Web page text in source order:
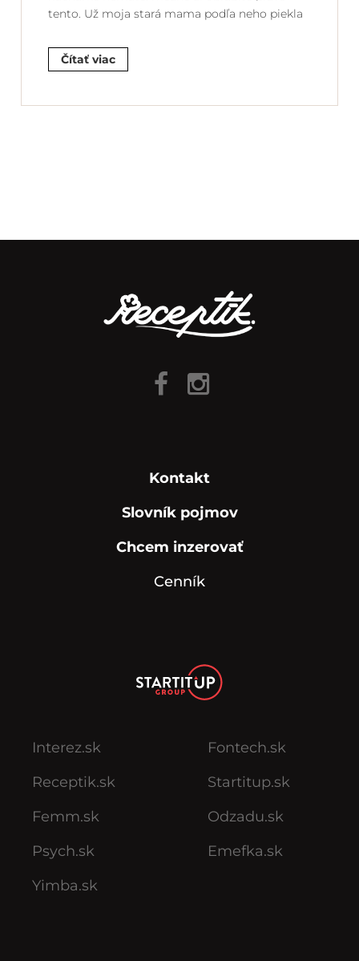
tento. Už moja stará mama podľa neho piekla
Čítať viac
Kontakt
Slovník pojmov
Chcem inzerovať
Cenník
Interez.sk
Receptik.sk
Femm.sk
Psych.sk
Yimba.sk
Fontech.sk
Startitup.sk
Odzadu.sk
Emefka.sk